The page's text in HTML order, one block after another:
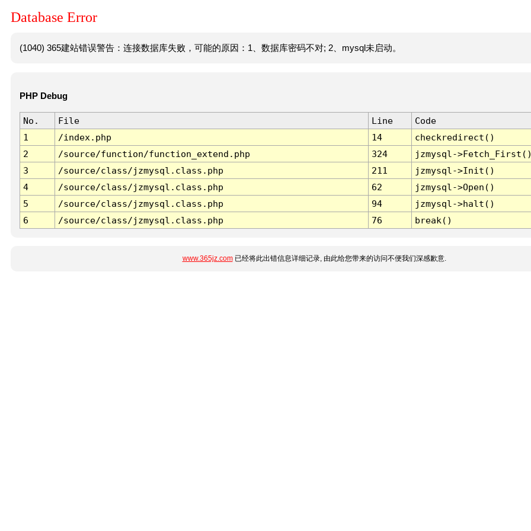
Database Error
(1040) 365建站错误警告：连接数据库失败，可能的原因：1、数据库密码不对; 2、mysql未启动。
PHP Debug
No. File Line
Code
1
/index.php 14
checkredirect()
2
/source/function/function_extend.php 324
jzmysql-
3
/source/class/jzmysql.class.php 211
jzmysql->Init()
4
/source/class/jzmysql.class.php 62
jzmysql->Open()
5
/source/class/jzmysql.class.php 94
jzmysql->halt()
6
/source/class/jzmysql.class.php 76 break()
www.365jz.com已经将此出错信息详细记录, 由此给您带来的访问不便我们深感歉意.